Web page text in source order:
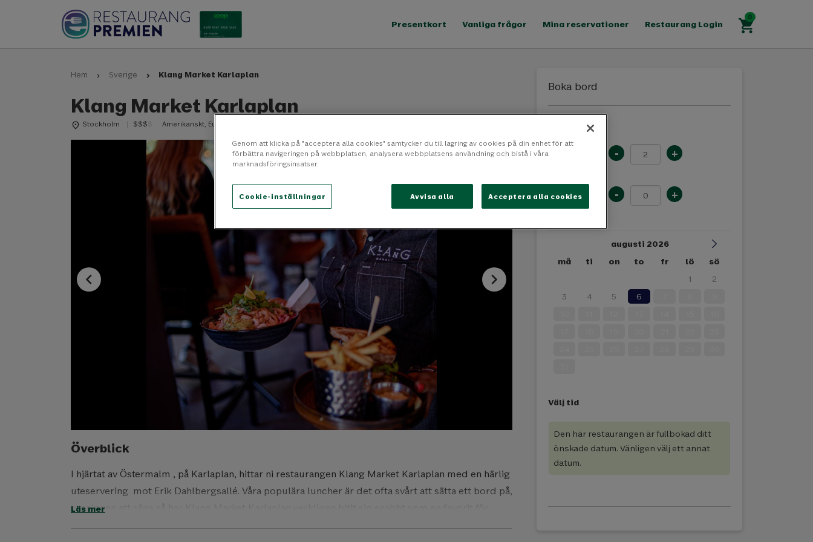
Presentkort Vanliga frågor Mina reservationer Restaurang Login
Hem Sverige Klang Market Karlaplan
Klang Market Karlaplan
place Stockholm $$$ Amerikanskt, Europeiskt, Glutenfri, Internationell, Italienskt, Tapas, Vegan, Vegetariskt
chevron_left chevron_right
Boka bord
Vuxna - +
(Under 10
år)
- +
augusti 2026
må
ti on to fr lö sö
1
2
3
4 5 6
Välj tid
Den här restaurangen är fullbokad ditt
önskade datum. Vänligen välj ett annat
datum.
Överblick
Läs mer
I hjärtat av Östermalm , på Karlaplan, hittar ni restaurangen Klang Market Karlaplan med en härlig
uteservering
mot Erik Dahlbergsallé. Våra populära luncher är det ofta svårt att sätta ett bord på,
sanningen att säga så har Klang Market Karlaplan verkligen bitit sig snabbt som en favorit för
Genom att klicka på "acceptera alla cookies" samtycker du till lagring av cookies på din enhet för att
förbättra navigeringen på webbplatsen, analysera webbplatsens användning och bistå i våra
marknadsföringsinsatser.
Avvisa alla Acceptera alla cookies
Cookie-inställningar